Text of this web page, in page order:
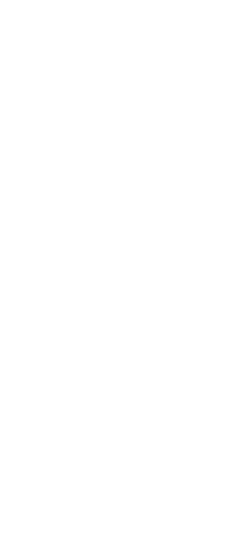
nouvel onglet)